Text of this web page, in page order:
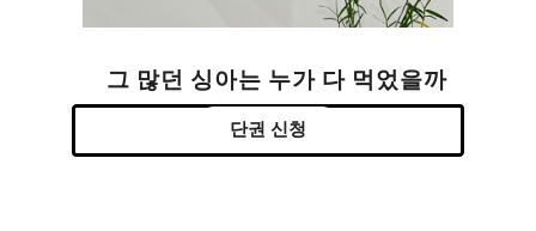
그 많던 싱아는 누가 다 먹었을까
단권 신청